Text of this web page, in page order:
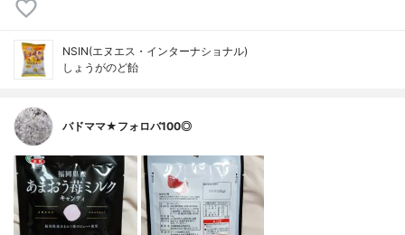
NSIN(エヌエス・インターナショナル)
しょうがのど飴
バドママ★フォロバ100◎